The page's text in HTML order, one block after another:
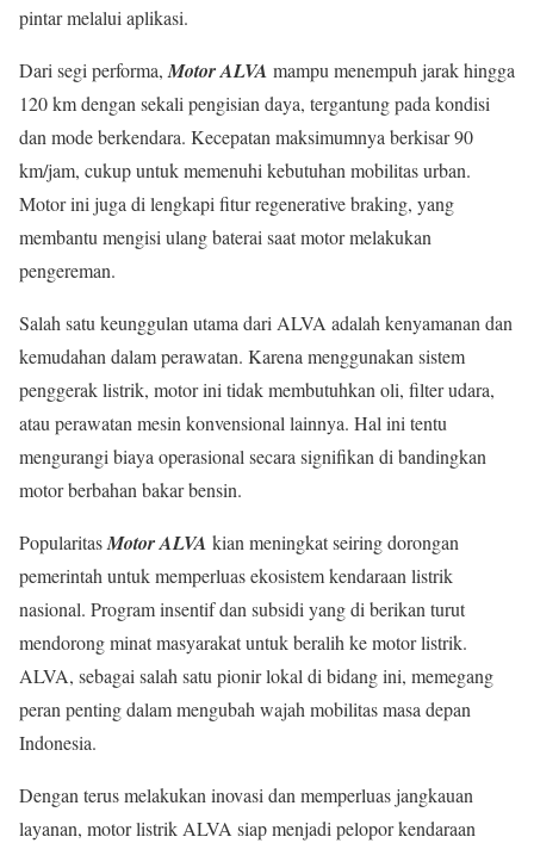
pintar melalui aplikasi.
Dari segi performa, Motor ALVA mampu menempuh jarak hingga
120 km dengan sekali pengisian daya, tergantung pada kondisi
dan mode berkendara. Kecepatan maksimumnya berkisar 90
km/jam, cukup untuk memenuhi kebutuhan mobilitas urban.
Motor ini juga di lengkapi fitur regenerative braking, yang
membantu mengisi ulang baterai saat motor melakukan
pengereman.
Salah satu keunggulan utama dari ALVA adalah kenyamanan dan
kemudahan dalam perawatan. Karena menggunakan sistem
penggerak listrik, motor ini tidak membutuhkan oli, filter udara,
atau perawatan mesin konvensional lainnya. Hal ini tentu
mengurangi biaya operasional secara signifikan di bandingkan
motor berbahan bakar bensin.
PopularitasMotor ALVA kian meningkat seiring dorongan
pemerintah untuk memperluas ekosistem kendaraan listrik
nasional. Program insentif dan subsidi yang di berikan turut
mendorong minat masyarakat untuk beralih ke motor listrik.
ALVA, sebagai salah satu pionir lokal di bidang ini, memegang
peran penting dalam mengubah wajah mobilitas masa depan
Indonesia.
Dengan terus melakukan inovasi dan memperluas jangkauan
layanan, motor listrik ALVA siap menjadi pelopor kendaraan